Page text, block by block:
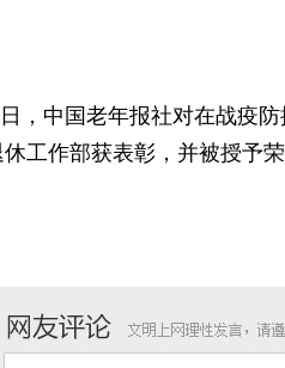
，中国老年报社对在战疫
休工作部获表彰，并被授予